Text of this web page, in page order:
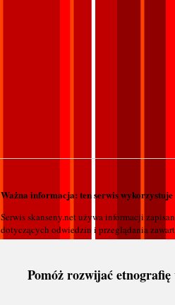
Ważna informacja: ten serwis
Serwis skanseny.net używa informacji
dotyczących odwiedzin i przeglądania
Pomóż rozwijać